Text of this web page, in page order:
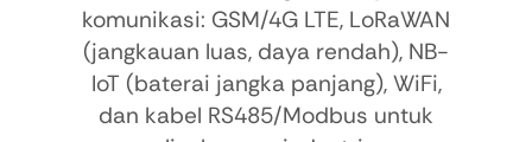
komunikasi: GSM/4G LTE, LoRaWAN
(jangkauan luas, daya rendah), NB-
IoT (baterai jangka panjang), WiFi,
dan kabel RS485/Modbus untuk